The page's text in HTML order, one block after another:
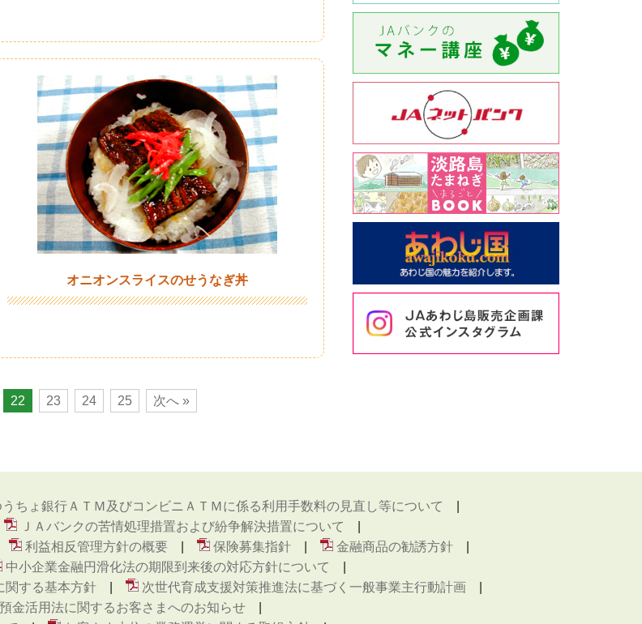
オニオンスライスのせうなぎ丼
22 23 24 25 次へ »
うちょ銀行ＡＴＭ及びコンビニＡＴＭに係る利用手数料の見直し等について
ＪＡバンクの苦情処理措置および紛争解決措置について
利益相反管理方針の概要 保険募集指針
金融商品の勧誘方針
中小企業金融円滑化法の期限到来後の対応方針について
関する基本方針
次世代育成支援対策推進法に基づく一般事業主行動計画
金活用法に関するお客さまへのお知らせ